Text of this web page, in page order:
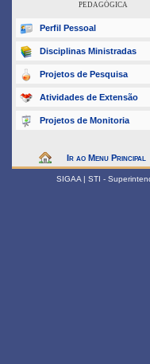
PEDAGÓGICA
Perfil Pessoal
Disciplinas Ministradas
Projetos de Pesquisa
Atividades de Extensão
Projetos de Monitoria
Ir ao Menu Principal
SIGAA | STI -